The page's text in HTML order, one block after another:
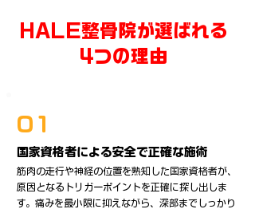
HALE整骨院が選ばれる
4つの理由
01
国家資格者による安全で正確な施術
筋肉の走行や神経の位置を熟知した国家資格者が、
原因となるトリガーポイントを正確に探し出しま
す。痛みを最小限に抑えながら、深部までしっかり